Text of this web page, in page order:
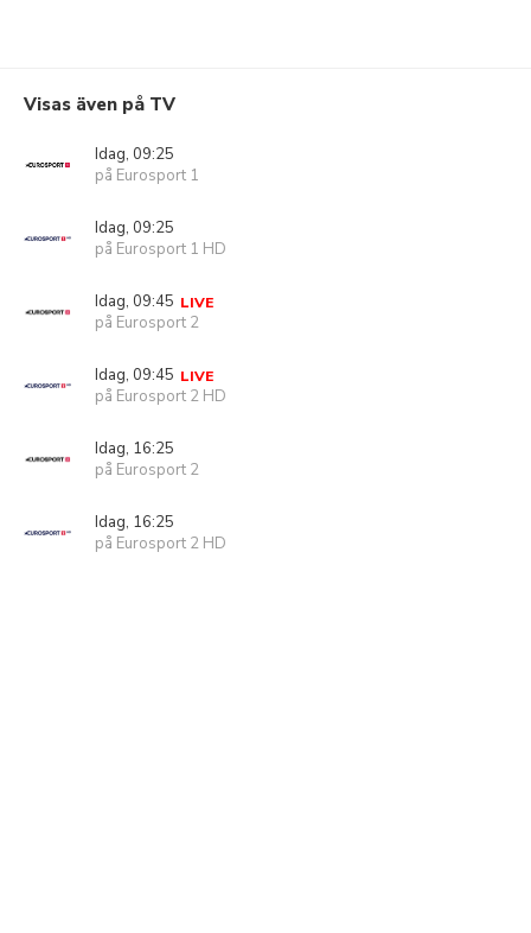
Visas även på TV
Idag, 09:25
på Eurosport 1
Idag, 09:25
på Eurosport 1 HD
Idag, 09:45 LIVE
på Eurosport 2
Idag, 09:45 LIVE
på Eurosport 2 HD
Idag, 16:25
på Eurosport 2
Idag, 16:25
på Eurosport 2 HD